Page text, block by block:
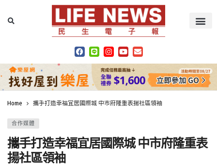
Home 攜手打造幸福宜居國際城 中市府隆重表揚社區領袖
合作媒體
攜手打造幸福宜居國際城 中市府隆重表
揚社區領袖